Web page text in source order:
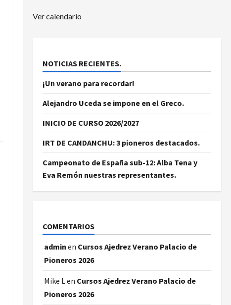
Ver calendario
NOTICIAS RECIENTES.
¡Un verano para recordar!
Alejandro Uceda se impone en el Greco.
INICIO DE CURSO 2026/2027
IRT DE CANDANCHU: 3 pioneros destacados.
Campeonato de España sub-12: Alba Tena y
Eva Remón nuestras representantes.
COMENTARIOS
admin en Cursos Ajedrez Verano Palacio de
Pioneros 2026
Mike Len Cursos Ajedrez Verano Palacio de
Pioneros 2026